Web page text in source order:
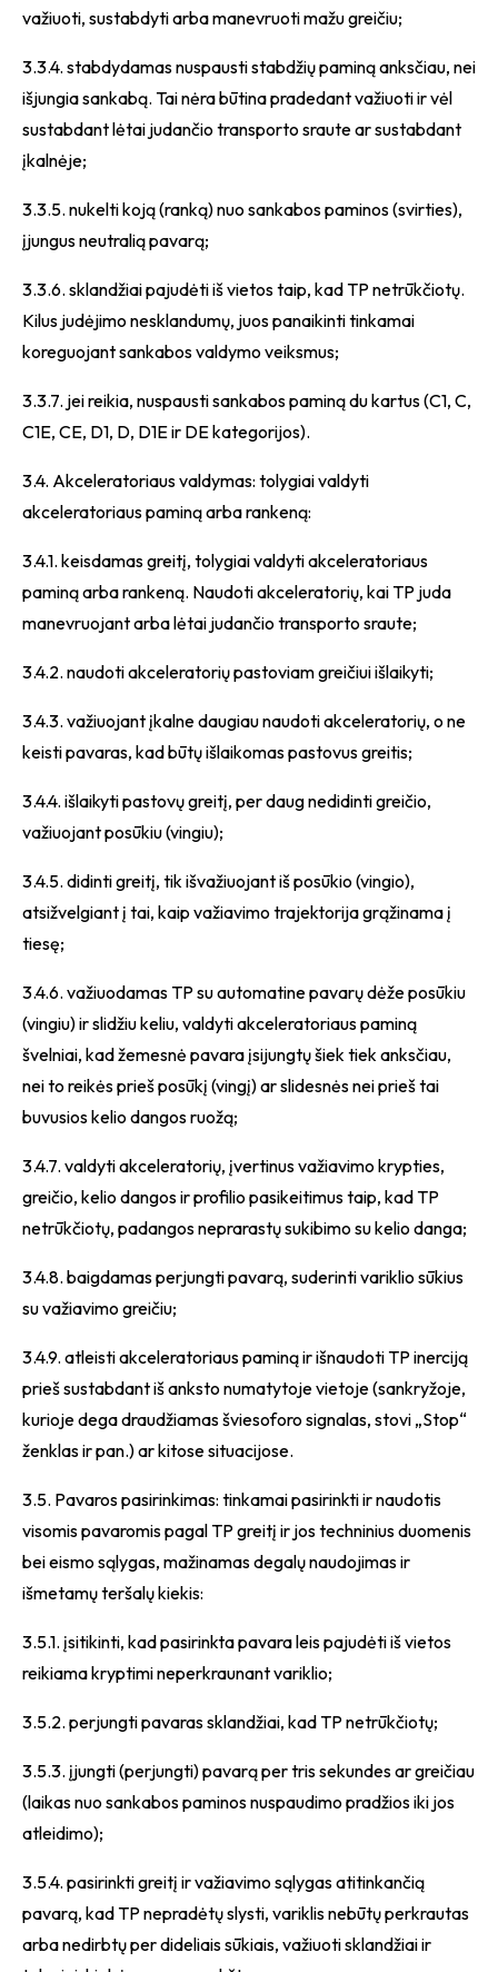
važiuoti, sustabdyti arba manevruoti mažu greičiu;
3.3.4. stabdydamas nuspausti stabdžių paminą anksčiau, nei
išjungia sankabą. Tai nėra būtina pradedant važiuoti ir vėl
sustabdant lėtai judančio transporto sraute ar sustabdant
įkalnėje;
3.3.5. nukelti koją (ranką) nuo sankabos paminos (svirties),
įjungus neutralią pavarą;
3.3.6. sklandžiai pajudėti iš vietos taip, kad TP netrūkčiotų.
Kilus judėjimo nesklandumų, juos panaikinti tinkamai
koreguojant sankabos valdymo veiksmus;
3.3.7. jei reikia, nuspausti sankabos paminą du kartus (C1, C,
C1E, CE, D1, D, D1E ir DE kategorijos).
3.4. Akceleratoriaus valdymas: tolygiai valdyti
akceleratoriaus paminą arba rankeną:
3.4.1. keisdamas greitį, tolygiai valdyti akceleratoriaus
paminą arba rankeną. Naudoti akceleratorių, kai TP juda
manevruojant arba lėtai judančio transporto sraute;
3.4.2. naudoti akceleratorių pastoviam greičiui išlaikyti;
3.4.3. važiuojant įkalne daugiau naudoti akceleratorių, o ne
keisti pavaras, kad būtų išlaikomas pastovus greitis;
3.4.4. išlaikyti pastovų greitį, per daug nedidinti greičio,
važiuojant posūkiu (vingiu);
3.4.5. didinti greitį, tik išvažiuojant iš posūkio (vingio),
atsižvelgiant į tai, kaip važiavimo trajektorija grąžinama į
tiesę;
3.4.6. važiuodamas TP su automatine pavarų dėže posūkiu
(vingiu) ir slidžiu keliu, valdyti akceleratoriaus paminą
švelniai, kad žemesnė pavara įsijungtų šiek tiek anksčiau,
nei to reikės prieš posūkį (vingį) ar slidesnės nei prieš tai
buvusios kelio dangos ruožą;
3.4.7. valdyti akceleratorių, įvertinus važiavimo krypties,
greičio, kelio dangos ir profilio pasikeitimus taip, kad TP
netrūkčiotų, padangos neprarastų sukibimo su kelio danga;
3.4.8. baigdamas perjungti pavarą, suderinti variklio sūkius
su važiavimo greičiu;
3.4.9. atleisti akceleratoriaus paminą ir išnaudoti TP inerciją
prieš sustabdant iš anksto numatytoje vietoje (sankryžoje,
kurioje dega draudžiamas šviesoforo signalas, stovi „Stop“
ženklas ir pan.) ar kitose situacijose.
3.5. Pavaros pasirinkimas: tinkamai pasirinkti ir naudotis
visomis pavaromis pagal TP greitį ir jos techninius duomenis
bei eismo sąlygas, mažinamas degalų naudojimas ir
išmetamų teršalų kiekis:
3.5.1. įsitikinti, kad pasirinkta pavara leis pajudėti iš vietos
reikiama kryptimi neperkraunant variklio;
3.5.2. perjungti pavaras sklandžiai, kad TP netrūkčiotų;
3.5.3. įjungti (perjungti) pavarą per tris sekundes ar greičiau
(laikas nuo sankabos paminos nuspaudimo pradžios iki jos
atleidimo);
3.5.4. pasirinkti greitį ir važiavimo sąlygas atitinkančią
pavarą, kad TP nepradėtų slysti, variklis nebūtų perkrautas
arba nedirbtų per dideliais sūkiais, važiuoti sklandžiai ir